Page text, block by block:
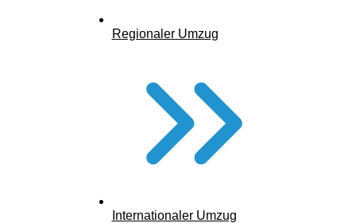
Regionaler Umzug
Internationaler Umzug